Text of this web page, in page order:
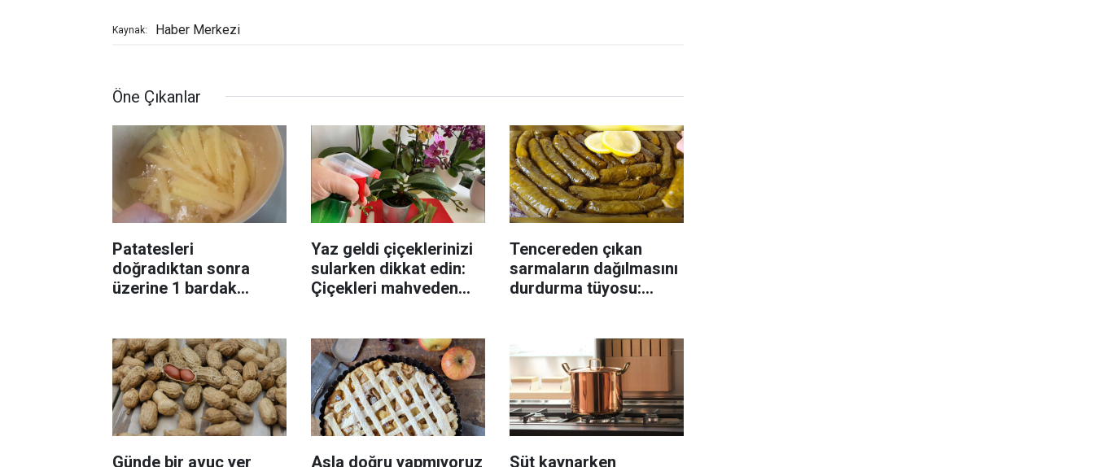
Kaynak: Haber Merkezi
Öne Çıkanlar
Patatesleri
doğradıktan sonra
üzerine 1 bardak
Yaz geldi çiçeklerinizi
sularken dikkat edin:
Çiçekleri mahveden
Tencereden çıkan
sarmaların dağılmasını
durdurma tüyosu:
Günde bir avuç yer Asla doğru yapmıyoruz Süt kaynarken